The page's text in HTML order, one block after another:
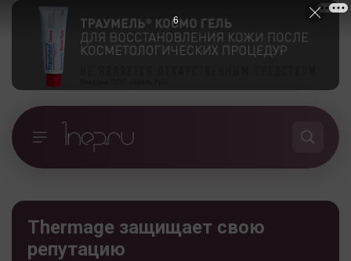
Thermage защищает свою
репутацию
5